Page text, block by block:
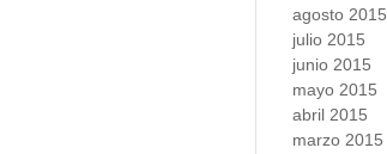
agosto 2015
julio 2015
junio 2015
mayo 2015
abril 2015
marzo 2015